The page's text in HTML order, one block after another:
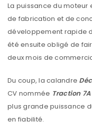
La puissance du moteur
de fabrication et de
développement rapide
été ensuite obligé de
deux mois de
Du coup, la calandre
CV nommée Traction 7A
plus grande puissance
en fiabilité.